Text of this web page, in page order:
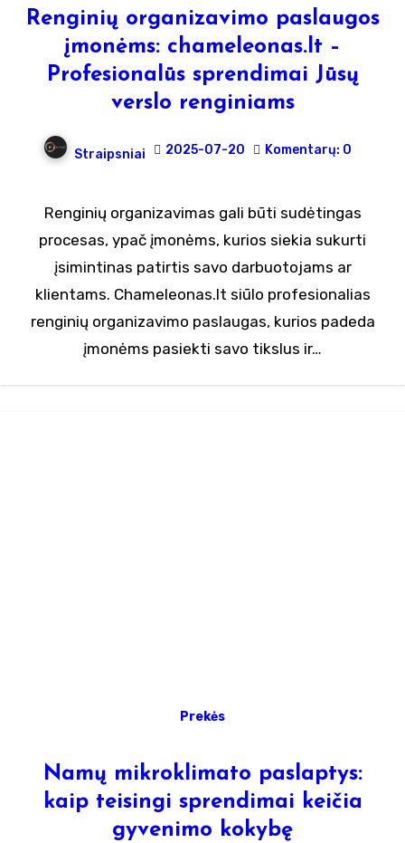
Renginių organizavimo paslaugos
įmonėms: chameleonas.lt –
Profesionalūs sprendimai Jūsų
verslo renginiams
Straipsniai 2025-07-20 Komentarų: 0
Renginių organizavimas gali būti sudėtingas
procesas, ypač įmonėms, kurios siekia sukurti
įsimintinas patirtis savo darbuotojams ar
klientams. Chameleonas.lt siūlo profesionalias
renginių organizavimo paslaugas, kurios padeda
įmonėms pasiekti savo tikslus ir…
Prekės
Namų mikroklimato paslaptys:
kaip teisingi sprendimai keičia
gyvenimo kokybę